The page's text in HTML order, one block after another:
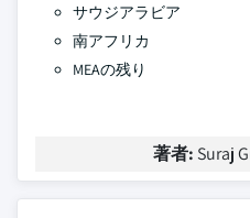
サウジアラビア
南アフリカ
MEAの残り
著者: Suraj